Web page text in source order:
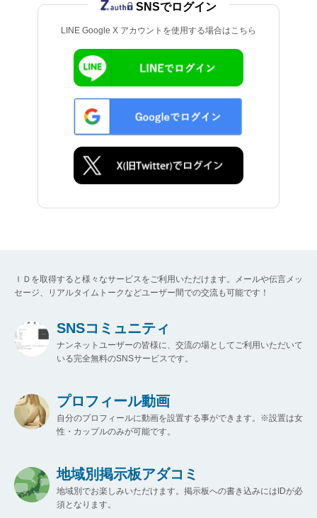
LINE Google X アカウントを使用する場合はこちら
SNSでログイン
ＩＤを取得すると様々なサービスをご利用いただけます。メールや伝言メッ
セージ、リアルタイムトークなどユーザー間での交流も可能です！
SNSコミュニティ
ナンネットユーザーの皆様に、交流の場としてご利用いただいて
いる完全無料のSNSサービスです。
プロフィール動画
自分のプロフィールに動画を設置する事ができます。※設置は女
性・カップルのみが可能です。
地域別掲示板アダコミ
地域別でお楽しみいただけます。掲示板への書き込みにはIDが必
須となります。